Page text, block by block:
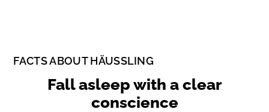
FACTS ABOUT HÄUSSLING
Fall asleep with a clear
conscience